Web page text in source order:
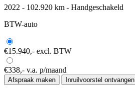
2022 - 102.920 km - Handgeschakeld
BTW-auto
€15.940,- excl. BTW
€338,- v.a. p/maand
Afspraak maken Inruilvoorstel ontvangen